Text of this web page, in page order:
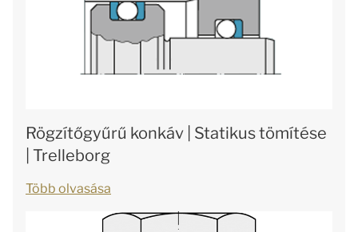
Rögzítőgyűrű konkáv | Statikus tömítése
| Trelleborg
Több olvasása